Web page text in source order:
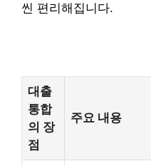
씬 편리해집니다.
대출
통합
의 장
점
주요 내용